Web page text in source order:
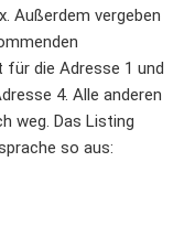
Außerdem vergeben
für die Adresse 1 und
4. Alle anderen
weg. Das Listing
so aus: